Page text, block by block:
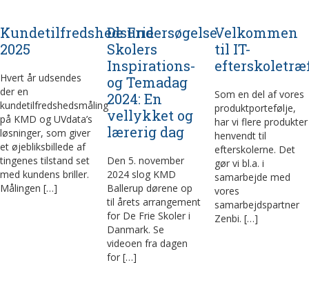
Kundetilfredshedsundersøgelse
2025
Hvert år udsendes
der en
kundetilfredshedsmåling
på KMD og UVdata’s
løsninger, som giver
et øjebliksbillede af
tingenes tilstand set
med kundens briller.
Målingen […]
De Frie
Skolers
Inspirations-
og Temadag
2024: En
vellykket og
lærerig dag
Den 5. november
2024 slog KMD
Ballerup dørene op
til årets arrangement
for De Frie Skoler i
Danmark. Se
videoen fra dagen
for […]
Velkommen
til IT-
Som en del af vores
produktportefølje,
har vi flere produkter
henvendt til
efterskolerne. Det
gør vi bl.a. i
samarbejde med
vores
samarbejdspartner
Zenbi. […]